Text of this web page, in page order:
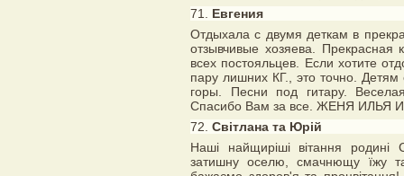
71. Евгения
Отдыхала с двумя деткам в
отзывчивые хозяева.
всех постояльцев. Если хотите
пару лишних КГ., это точно.
горы. Песни под гитару.
Спасибо Вам за все. ЖЕНЯ ИЛЬЯ
72. Світлана та Юрій
Наші найщиріші вітання
затишну оселю, смачнющу їжу